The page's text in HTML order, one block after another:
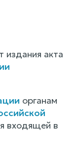
издания акта
органам
входящей в